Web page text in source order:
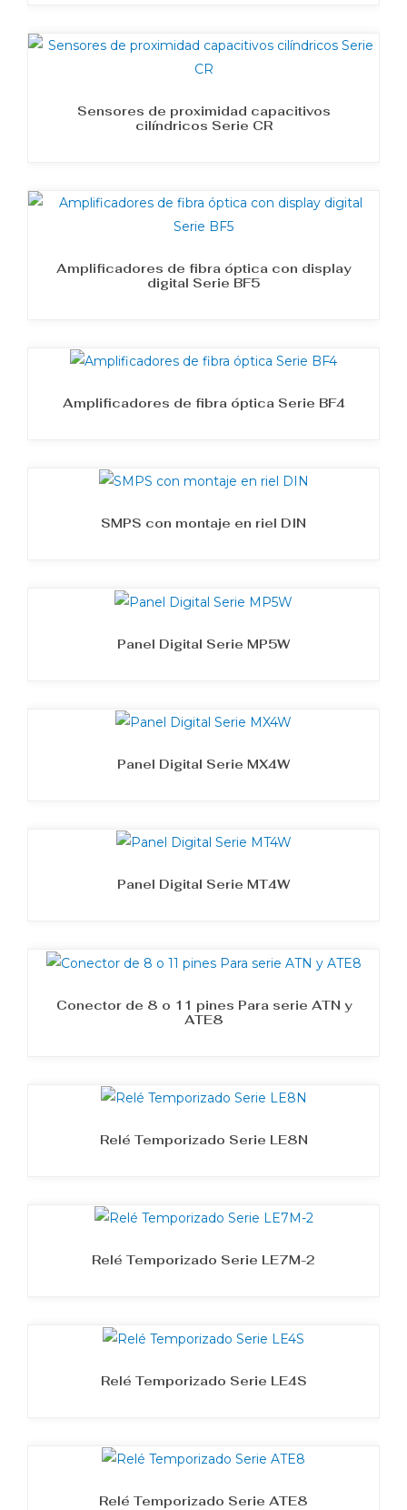
Sensores de proximidad capacitivos
cilíndricos Serie CR
Amplificadores de fibra óptica con display
digital Serie BF5
Amplificadores de fibra óptica Serie BF4
SMPS con montaje en riel DIN
Panel Digital Serie MP5W
Panel Digital Serie MX4W
Panel Digital Serie MT4W
Conector de 8 o 11 pines Para serie ATN y
ATE8
Relé Temporizado Serie LE8N
Relé Temporizado Serie LE7M-2
Relé Temporizado Serie LE4S
Relé Temporizado Serie ATE8